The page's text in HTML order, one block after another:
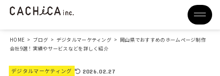
HOME > ブログ > デジタルマーケティング > 岡山県でおすすめのホームページ制作
会社9選！実績やサービスなどを詳しく紹介
デジタルマーケティング 2026.02.27